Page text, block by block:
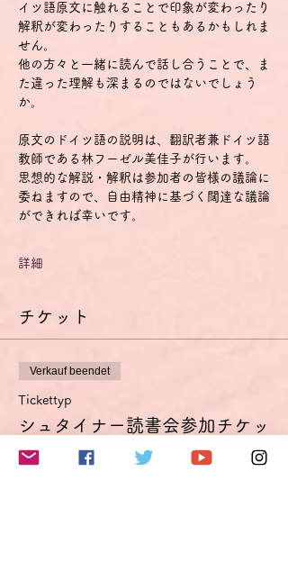
イツ語原文に触れることで印象が変わったり
解釈が変わったりすることもあるかもしれま
せん。
他の方々と一緒に読んで話し合うことで、ま
た違った理解も深まるのではないでしょう
か。
原文のドイツ語の説明は、翻訳者兼ドイツ語
教師である林フーゼル美佳子が行います。
思想的な解説・解釈は参加者の皆様の議論に
委ねますので、自由精神に基づく闊達な議論
ができれば幸いです。
詳細
チケット
Verkauf beendet
Tickettyp
シュタイナー読書会参加チケッ
ト